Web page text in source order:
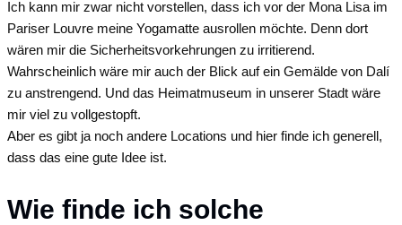
Ich kann mir zwar nicht vorstellen, dass ich vor der Mona Lisa im
Pariser Louvre meine Yogamatte ausrollen möchte. Denn dort
wären mir die Sicherheitsvorkehrungen zu irritierend.
Wahrscheinlich wäre mir auch der Blick auf ein Gemälde von Dalí
zu anstrengend. Und das Heimatmuseum in unserer Stadt wäre
mir viel zu vollgestopft.
Aber es gibt ja noch andere Locations und hier finde ich generell,
dass das eine gute Idee ist.
Wie finde ich solche